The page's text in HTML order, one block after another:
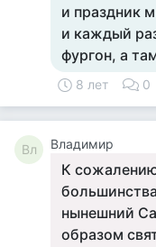
и праздник
и каждый
фургон, а
8 лет 0
Вл Владимир
К
нынешний
образом